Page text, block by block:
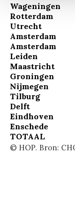
Wageningen
Rotterdam
Utrecht
Amsterdam
Amsterdam
Leiden
Maastricht
Groningen
Nijmegen
Tilburg
Delft
Eindhoven
Enschede
TOTAAL
© HOP. Bron: